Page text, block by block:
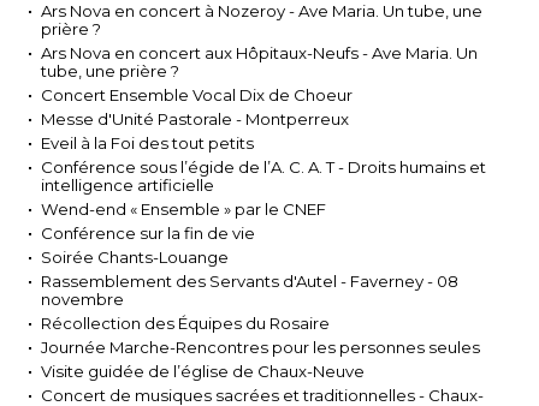
Ars Nova en concert à Nozeroy - Ave Maria. Un tube, une
prière ?
Ars Nova en concert aux Hôpitaux-Neufs - Ave Maria. Un
tube, une prière ?
Concert Ensemble Vocal Dix de Choeur
Messe d'Unité Pastorale - Montperreux
Eveil à la Foi des tout petits
Conférence sous l’égide de l’A. C. A. T - Droits humains et
intelligence artificielle
Wend-end « Ensemble » par le CNEF
Conférence sur la fin de vie
Soirée Chants-Louange
Rassemblement des Servants d'Autel - Faverney - 08
novembre
Récollection des Équipes du Rosaire
Journée Marche-Rencontres pour les personnes seules
Visite guidée de l’église de Chaux-Neuve
Concert de musiques sacrées et traditionnelles - Chaux-